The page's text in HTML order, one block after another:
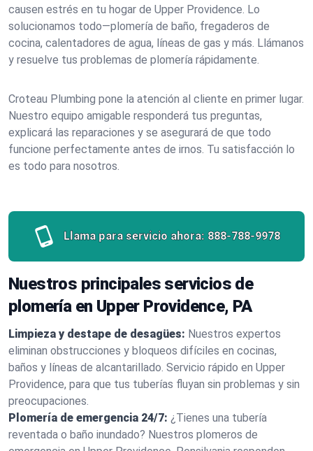
causen estrés en tu hogar de Upper Providence. Lo
solucionamos todo—plomería de baño, fregaderos de
cocina, calentadores de agua, líneas de gas y más. Llámanos
y resuelve tus problemas de plomería rápidamente.
Croteau Plumbing pone la atención al cliente en primer lugar.
Nuestro equipo amigable responderá tus preguntas,
explicará las reparaciones y se asegurará de que todo
funcione perfectamente antes de irnos. Tu satisfacción lo
es todo para nosotros.
Llama para servicio ahora: 888-788-9978
Nuestros principales servicios de
plomería en Upper Providence, PA
Limpieza y destape de desagües: Nuestros expertos
eliminan obstrucciones y bloqueos difíciles en cocinas,
baños y líneas de alcantarillado. Servicio rápido en Upper
Providence, para que tus tuberías fluyan sin problemas y sin
preocupaciones.
Plomería de emergencia 24/7: ¿Tienes una tubería
reventada o baño inundado? Nuestros plomeros de